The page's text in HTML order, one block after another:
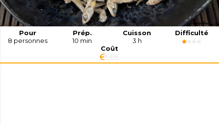
Pour
8 personnes
Prép.
10 min
Cuisson
3 h
Difficulté
Coût